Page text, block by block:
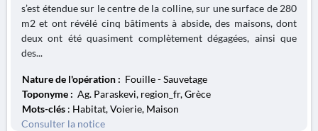
s’est étendue sur le centre de la colline, sur une surface de 280
m2 et ont révélé cinq bâtiments à abside, des maisons, dont
deux ont été quasiment complètement dégagées, ainsi que
des...
Nature de l'opération : Fouille - Sauvetage
Toponyme : Ag. Paraskevi, region_fr, Grèce
Mots-clés : Habitat, Voierie, Maison
Consulter la notice